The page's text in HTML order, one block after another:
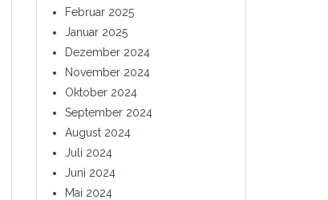
Februar 2025
Januar 2025
Dezember 2024
November 2024
Oktober 2024
September 2024
August 2024
Juli 2024
Juni 2024
Mai 2024